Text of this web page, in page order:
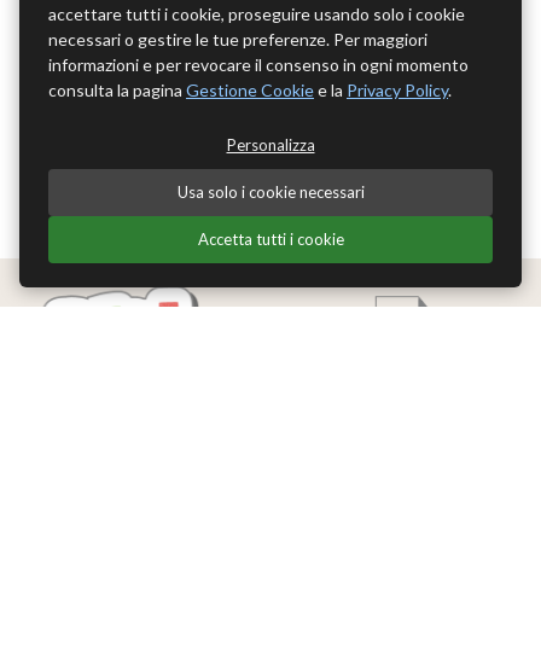
accettare tutti i cookie, proseguire usando solo i cookie
necessari o gestire le tue preferenze. Per maggiori
informazioni e per revocare il consenso in ogni momento
consulta la pagina Gestione Cookiee la Privacy Policy.
Personalizza
Usa solo i cookie necessari
Accetta tutti i cookie